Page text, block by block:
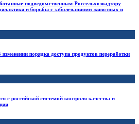
подведомственным Россельхознадзору
и борьбы с заболеваниями животных и
изменении порядка доступа продуктов переработки
с российской системой контроля качества и